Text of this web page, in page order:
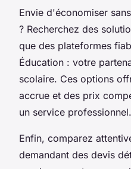
Envie d'économiser
? Recherchez des
que des plateformes
Éducation : votre
scolaire. Ces options
accrue et des prix
un service professionnel.
Enfin, comparez
demandant des devis